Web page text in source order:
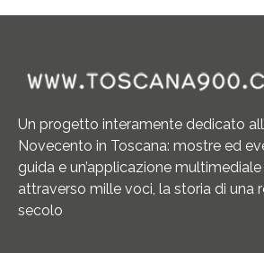
Un progetto interamente dedicato
Novecento in Toscana: mostre ed
guida e un’applicazione
attraverso mille voci, la storia di una
secolo